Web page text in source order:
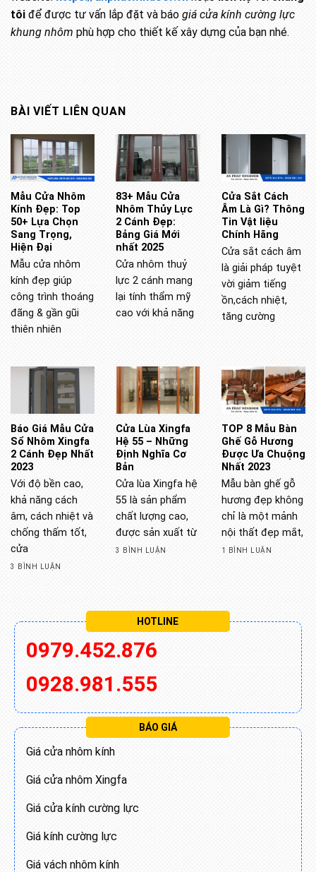
tôi để được tư vấn lắp đặt và báo giá cửa kính cường lực
khung nhôm phù hợp cho thiết kế xây dựng của bạn nhé.
BÀI VIẾT LIÊN QUAN
Mẫu Cửa Nhôm
Kính Đẹp: Top
50+ Lựa Chọn
Sang Trọng,
Hiện Đại
Mẫu cửa nhôm
kính đẹp giúp
công trình thoáng
đãng & gần gũi
thiên nhiên
83+ Mẫu Cửa
Nhôm Thủy Lực
2 Cánh Đẹp:
Bảng Giá Mới
nhất 2025
Cửa nhôm thuỷ
lực 2 cánh mang
lại tính thẩm mỹ
cao với khả năng
Cửa Sắt Cách
Âm Là Gì? Thông
Tin Vật liệu
Chính Hãng
Cửa sắt cách âm
là giải pháp tuyệt
vời giảm tiếng
ồn,cách nhiệt,
tăng cường
Báo Giá Mẫu Cửa
Sổ Nhôm Xingfa
2 Cánh Đẹp Nhất
2023
Với độ bền cao,
khả năng cách
âm, cách nhiệt và
chống thấm tốt,
cửa
3 BÌNH LUẬN
Cửa Lùa Xingfa
Hệ 55 – Những
Định Nghĩa Cơ
Bản
Cửa lùa Xingfa hệ
55 là sản phẩm
chất lượng cao,
được sản xuất từ
3 BÌNH LUẬN
TOP 8 Mẫu Bàn
Ghế Gỗ Hương
Được Ưa Chuộng
Nhất 2023
Mẫu bàn ghế gỗ
hương đẹp không
chỉ là một mảnh
nội thất đẹp mắt,
1 BÌNH LUẬN
HOTLINE
0979.452.876
0928.981.555
BÁO GIÁ
Giá cửa nhôm kính
Giá cửa nhôm Xingfa
Giá cửa kính cường lực
Giá kính cường lực
Giá vách nhôm kính